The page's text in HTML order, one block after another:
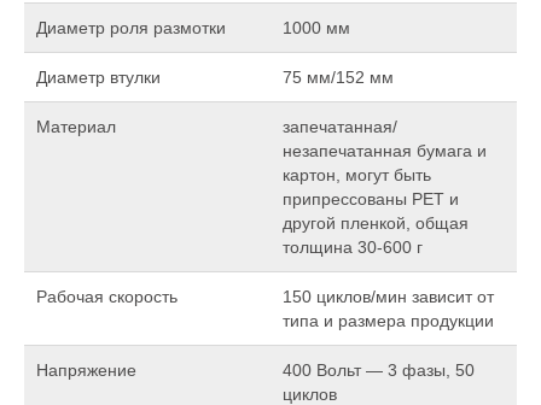
Диаметр роля размотки 1000 мм
Диаметр втулки 75 мм/152 мм
Материал
запечатанная/
незапечатанная бумага и
картон, могут быть
припрессованы PET и
другой пленкой, общая
толщина 30-600 г
Рабочая скорость
150 циклов/мин зависит от
типа и размера продукции
Напряжение
400 Вольт — 3 фазы, 50
циклов